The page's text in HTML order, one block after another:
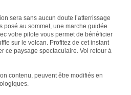
sera sans aucun doute l’atterrissage
posé au sommet, une marche guidée
votre pilote vous permet de bénéficier
sur le volcan. Profitez de cet instant
ce paysage spectaculaire. Vol retour à
contenu, peuvent être modifiés en